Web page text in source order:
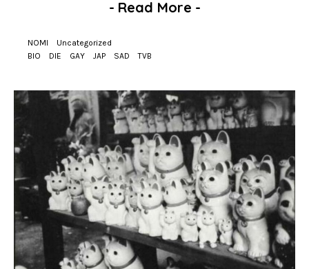
- Read More -
NOMI
Uncategorized
BIO
DIE GAY JAP SAD TVB